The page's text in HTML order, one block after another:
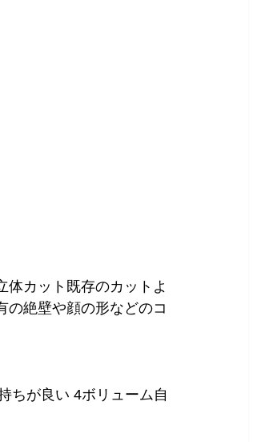
カット既存のカットよ
の絶壁や顔の形などのコ
が良い 4ボリューム自